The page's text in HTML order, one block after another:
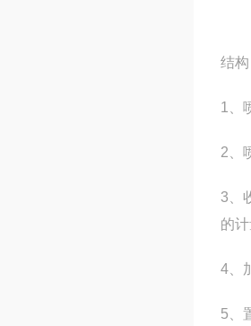
结构
1、
2、
3、
的
4、
5、